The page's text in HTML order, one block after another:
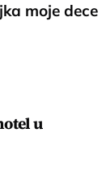
moje dece
u